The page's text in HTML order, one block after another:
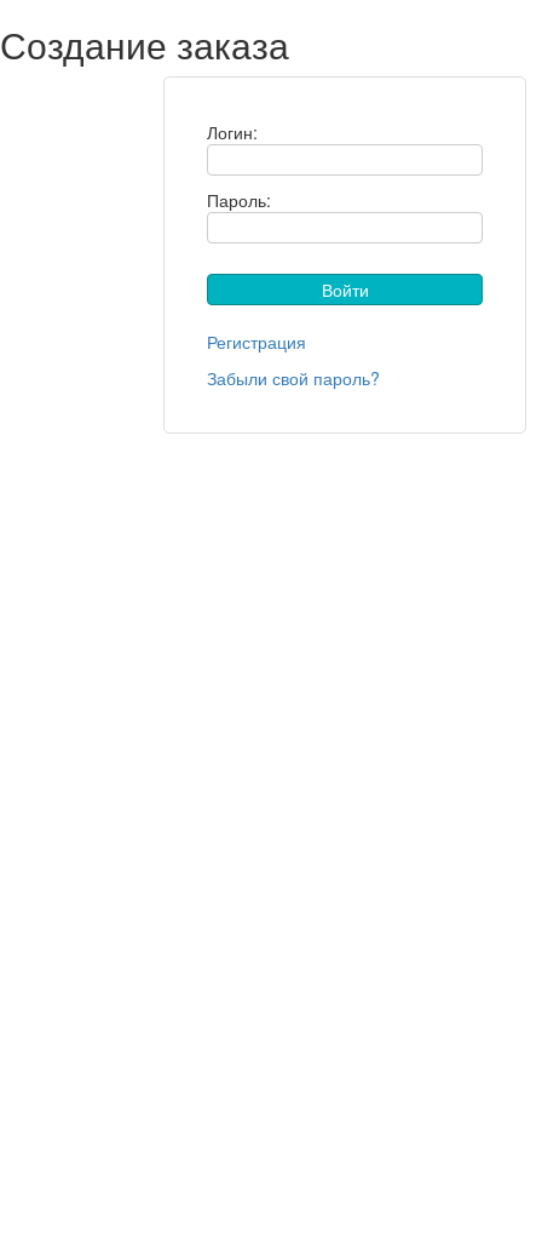
Создание заказа
Логин:
Пароль:
Регистрация
Забыли свой пароль?